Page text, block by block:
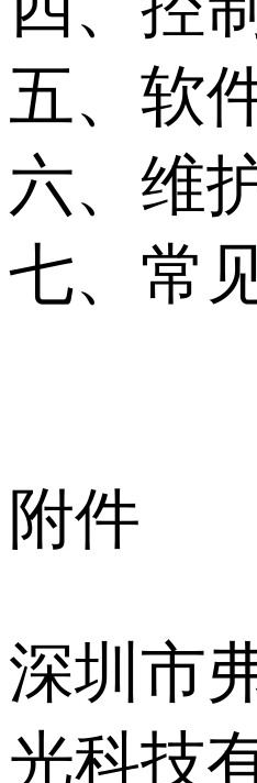
五、软
六、维
七、常
八
附件
深圳市
光科技